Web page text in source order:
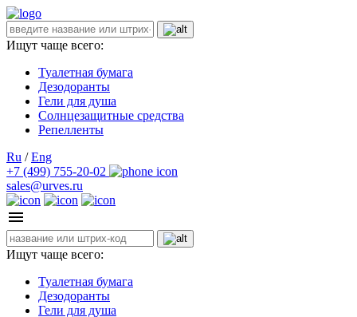
Ищут чаще всего:
Туалетная бумага
Дезодоранты
Гели для душа
Солнцезащитные средства
Репелленты
Ru / Eng
+7 (499) 755-20-02
sales@urves.ru
Ищут чаще всего:
Туалетная бумага
Дезодоранты
Гели для душа